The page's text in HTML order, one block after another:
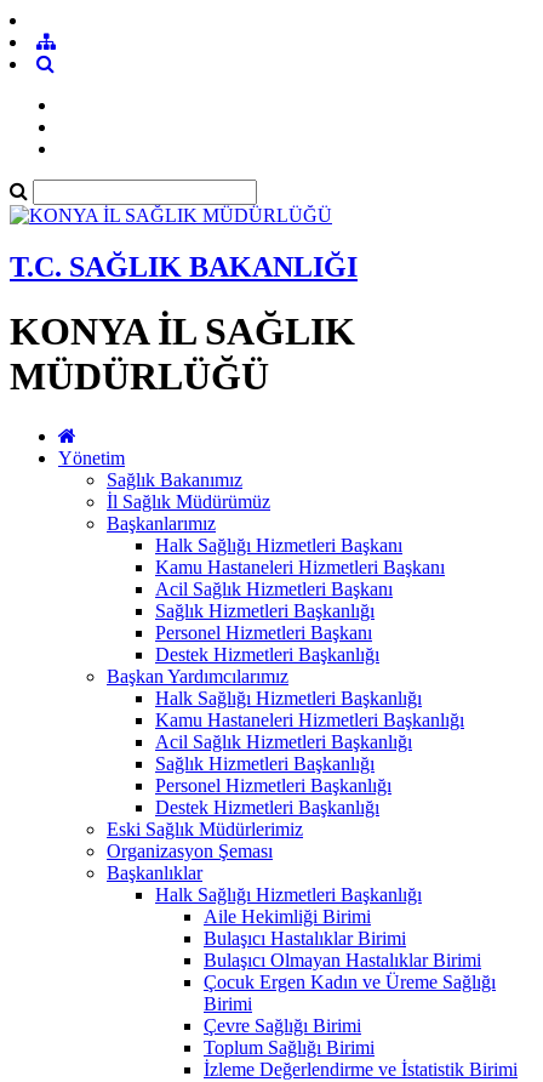
T.C. SAĞLIK BAKANLIĞI
KONYA İL SAĞLIK
MÜDÜRLÜĞÜ
Yönetim
Sağlık Bakanımız
İl Sağlık Müdürümüz
Başkanlarımız
Halk Sağlığı Hizmetleri Başkanı
Kamu Hastaneleri Hizmetleri Başkanı
Acil Sağlık Hizmetleri Başkanı
Sağlık Hizmetleri Başkanlığı
Personel Hizmetleri Başkanı
Destek Hizmetleri Başkanlığı
Başkan Yardımcılarımız
Halk Sağlığı Hizmetleri Başkanlığı
Kamu Hastaneleri Hizmetleri Başkanlığı
Acil Sağlık Hizmetleri Başkanlığı
Sağlık Hizmetleri Başkanlığı
Personel Hizmetleri Başkanlığı
Destek Hizmetleri Başkanlığı
Eski Sağlık Müdürlerimiz
Organizasyon Şeması
Başkanlıklar
Halk Sağlığı Hizmetleri Başkanlığı
Aile Hekimliği Birimi
Bulaşıcı Hastalıklar Birimi
Bulaşıcı Olmayan Hastalıklar Birimi
Çocuk Ergen Kadın ve Üreme Sağlığı
Birimi
Çevre Sağlığı Birimi
Toplum Sağlığı Birimi
İzleme Değerlendirme ve İstatistik Birimi